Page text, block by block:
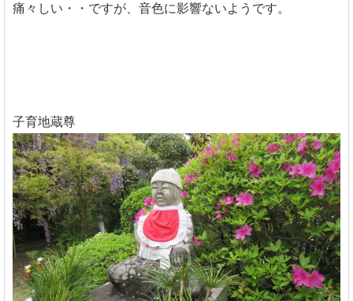
痛々しい・・ですが、音色に影響ないようです。
子育地蔵尊